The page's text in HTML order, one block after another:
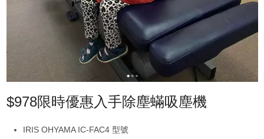
$978限時優惠入手除塵蟎吸塵機
IRIS OHYAMA IC-FAC4 型號